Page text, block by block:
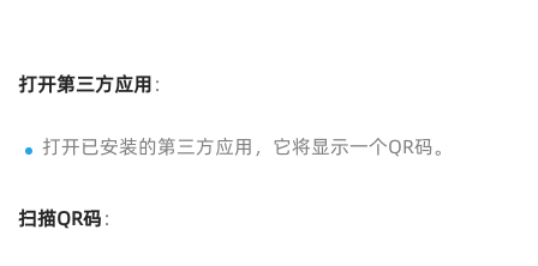
打开第三方应用：
打开已安装的第三方应用，它将显示一个QR码。
扫描QR码：